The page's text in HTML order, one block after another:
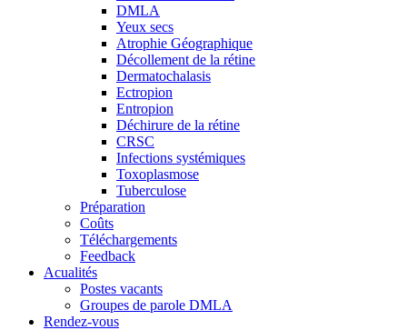
DMLA
Yeux secs
Atrophie Géographique
Décollement de la rétine
Dermatochalasis
Ectropion
Entropion
Déchirure de la rétine
CRSC
Infections systémiques
Toxoplasmose
Tuberculose
Préparation
Coûts
Téléchargements
Feedback
Acualités
Postes vacants
Groupes de parole DMLA
Rendez-vous